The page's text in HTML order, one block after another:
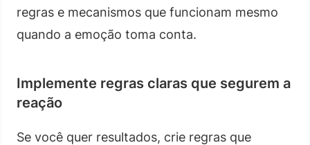
regras e mecanismos que funcionam mesmo
quando a emoção toma conta.
Implemente regras claras que segurem a
reação
Se você quer resultados, crie regras que